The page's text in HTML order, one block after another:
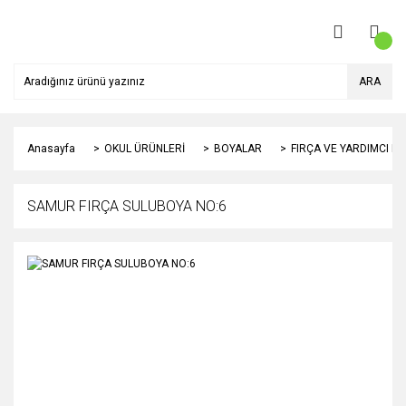
ARA
Anasayfa OKUL ÜRÜNLERİ BOYALAR FIRÇA VE YARDIMCI
SAMUR FIRÇA SULUBOYA NO:6